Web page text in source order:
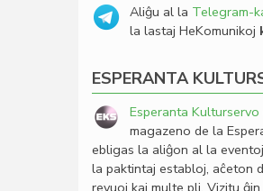
Aliĝu al la Telegram-
la lastaj HeKomunikoj
ESPERANTA
Esperanta Kulturservo
magazeno de la
ebligas la aliĝon al la
la paktintaj establoj, aĉeton
revuoj kaj multe pli. Vizitu